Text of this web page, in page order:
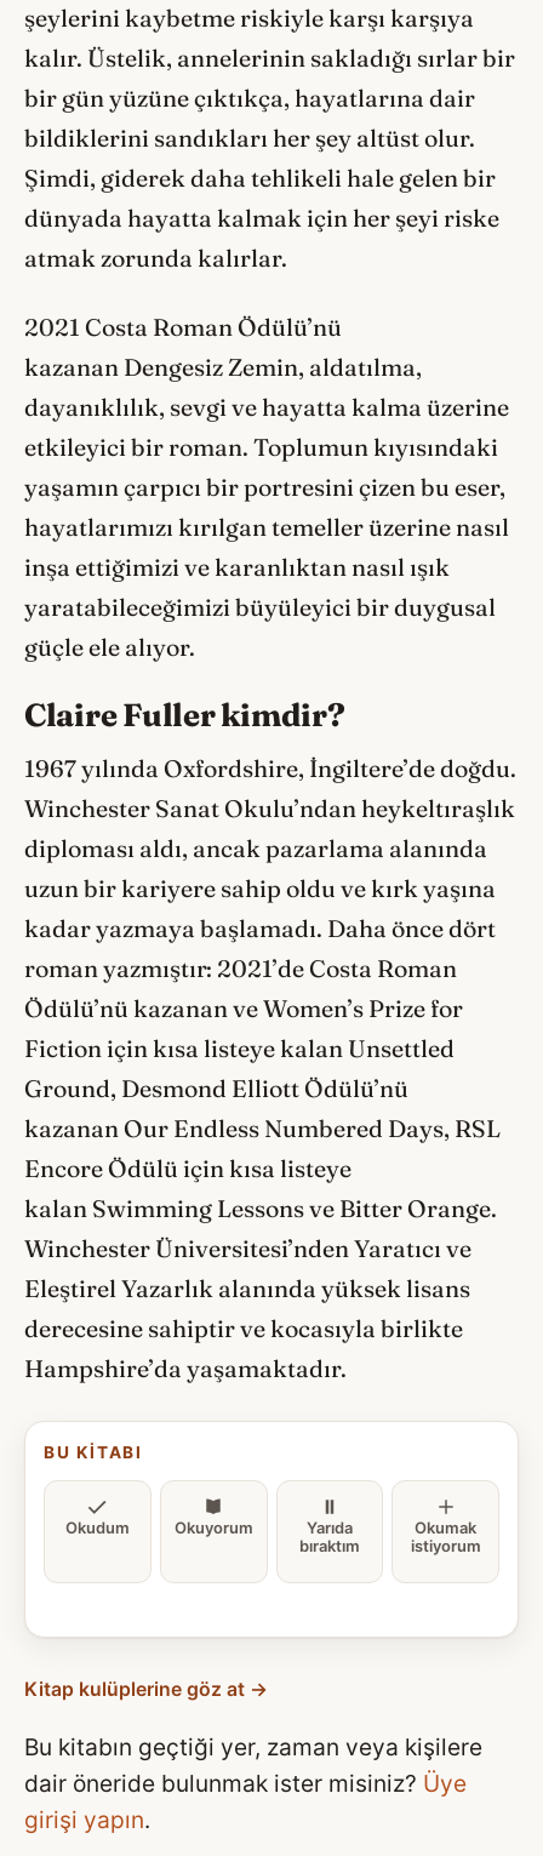
şeylerini kaybetme riskiyle karşı karşıya
kalır. Üstelik, annelerinin sakladığı sırlar bir
bir gün yüzüne çıktıkça, hayatlarına dair
bildiklerini sandıkları her şey altüst olur.
Şimdi, giderek daha tehlikeli hale gelen bir
dünyada hayatta kalmak için her şeyi riske
atmak zorunda kalırlar.
2021 Costa Roman Ödülü’nü
kazanan Dengesiz Zemin, aldatılma,
dayanıklılık, sevgi ve hayatta kalma üzerine
etkileyici bir roman. Toplumun kıyısındaki
yaşamın çarpıcı bir portresini çizen bu eser,
hayatlarımızı kırılgan temeller üzerine nasıl
inşa ettiğimizi ve karanlıktan nasıl ışık
yaratabileceğimizi büyüleyici bir duygusal
güçle ele alıyor.
Claire Fuller kimdir?
1967 yılında Oxfordshire, İngiltere’de doğdu.
Winchester Sanat Okulu’ndan heykeltıraşlık
diploması aldı, ancak pazarlama alanında
uzun bir kariyere sahip oldu ve kırk yaşına
kadar yazmaya başlamadı. Daha önce dört
roman yazmıştır: 2021’de Costa Roman
Ödülü’nü kazanan ve Women’s Prize for
Fiction için kısa listeye kalan Unsettled
Ground, Desmond Elliott Ödülü’nü
kazanan Our Endless Numbered Days, RSL
Encore Ödülü için kısa listeye
kalan Swimming Lessons ve Bitter Orange.
Winchester Üniversitesi’nden Yaratıcı ve
Eleştirel Yazarlık alanında yüksek lisans
derecesine sahiptir ve kocasıyla birlikte
Hampshire’da yaşamaktadır.
BU KITABI
Okudum Okuyorum
Yarıda
bıraktım
Okumak
istiyorum
Kitap kulüplerine göz at →
Bu kitabın geçtiği yer, zaman veya kişilere
dair öneride bulunmak ister misiniz? Üye
girişi yapın.